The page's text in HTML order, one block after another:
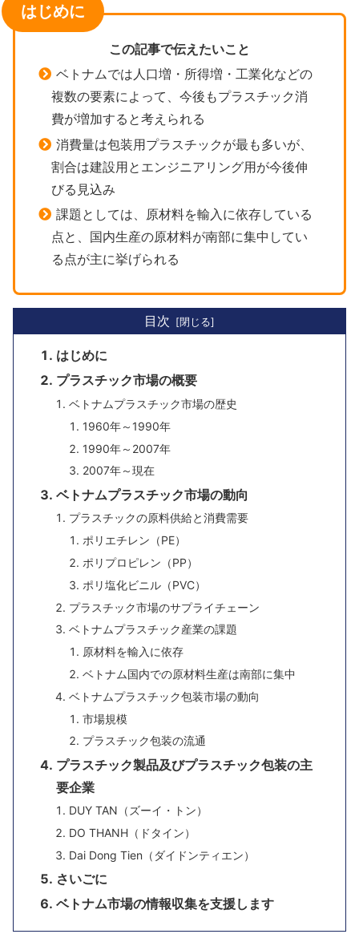
はじめに
この記事で伝えたいこと
ベトナムでは人口増・所得増・工業化などの
複数の要素によって、今後もプラスチック消
費が増加すると考えられる
消費量は包装用プラスチックが最も多いが、
割合は建設用とエンジニアリング用が今後伸
びる見込み
課題としては、原材料を輸入に依存している
点と、国内生産の原材料が南部に集中してい
る点が主に挙げられる
目次
はじめに
プラスチック市場の概要
ベトナムプラスチック市場の歴史
1960年～1990年
1990年～2007年
2007年～現在
ベトナムプラスチック市場の動向
プラスチックの原料供給と消費需要
ポリエチレン（PE）
ポリプロピレン（PP）
ポリ塩化ビニル（PVC）
プラスチック市場のサプライチェーン
ベトナムプラスチック産業の課題
原材料を輸入に依存
ベトナム国内での原材料生産は南部に集中
ベトナムプラスチック包装市場の動向
市場規模
プラスチック包装の流通
プラスチック製品及びプラスチック包装の主
要企業
DUY TAN（ズーイ・トン）
DO THANH（ドタイン）
Dai Dong Tien（ダイドンティエン）
さいごに
ベトナム市場の情報収集を支援します